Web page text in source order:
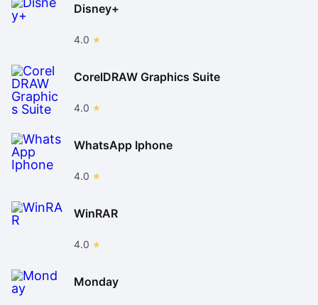
Disney+
4.0
CorelDRAW Graphics Suite
4.0
WhatsApp Iphone
4.0
WinRAR
4.0
Monday